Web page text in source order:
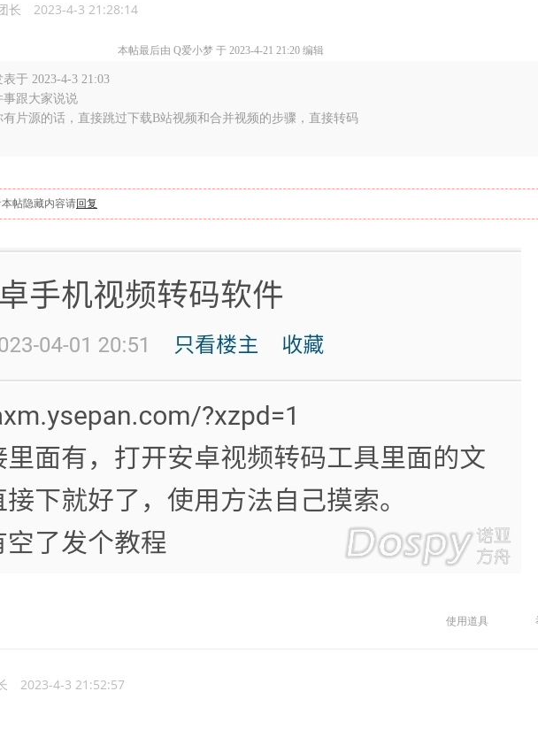
长 2023-4-3 21:28:14
本帖最后由 Q爱小梦 于 2023-4-21 21:20 编辑
于 2023-4-3 21:03
事跟大家说说
有片源的话，直接跳过下载B站视频和合并视频的步骤，直接转码
帖隐藏内容请回复
使用道具
2023-4-3 21:52:57